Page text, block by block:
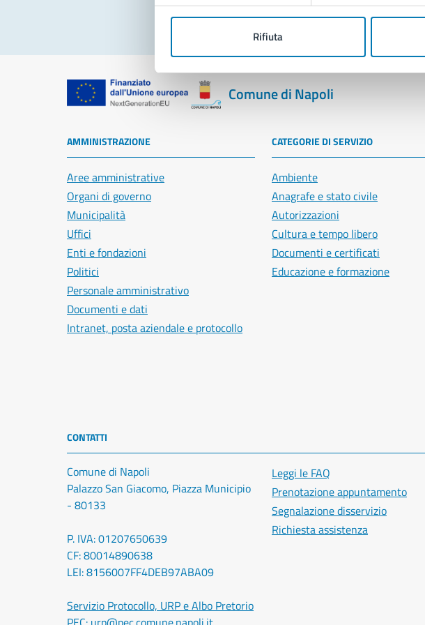
Rifiuta
Comune di Napoli
AMMINISTRAZIONE
Aree amministrative
Organi di governo
Municipalità
Uffici
Enti e fondazioni
Politici
Personale amministrativo
Documenti e dati
Intranet, posta aziendale e protocollo
CATEGORIE DI SERVIZIO
Ambiente
Anagrafe e stato civile
Autorizzazioni
Cultura e tempo libero
Documenti e certificati
Educazione e formazione
CONTATTI
Comune di Napoli
Palazzo San Giacomo, Piazza Municipio
- 80133
P. IVA: 01207650639
CF: 80014890638
LEI: 8156007FF4DEB97ABA09
Servizio Protocollo, URP e Albo Pretorio
Leggi le FAQ
Prenotazione appuntamento
Segnalazione disservizio
Richiesta assistenza